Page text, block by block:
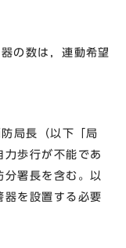
の数は，連動希望
局長（以下「局
力歩行が不能であ
分署長を含む。以
器を設置する必要